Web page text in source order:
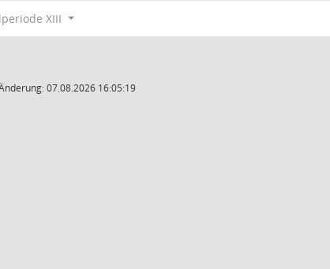
XIII
07.08.2026 16:05:19